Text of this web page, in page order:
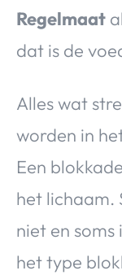
Regelmaat
dat is de
Alles wat
worden in
Een
het lichaam.
niet en
het type